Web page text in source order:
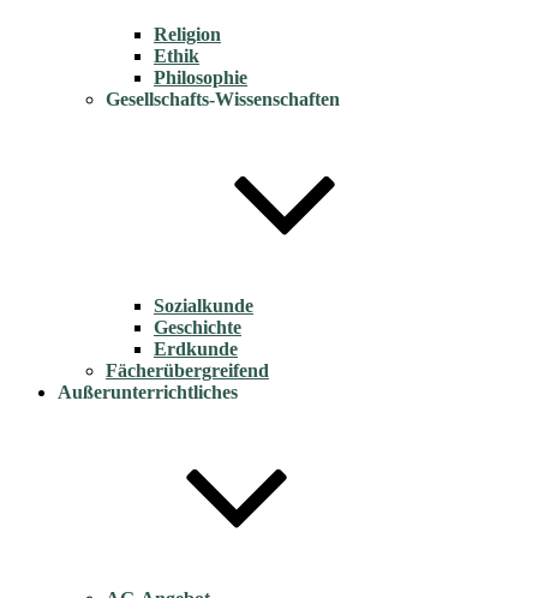
Religion
Ethik
Philosophie
Gesellschafts-Wissenschaften
Sozialkunde
Geschichte
Erdkunde
Fächerübergreifend
Außerunterrichtliches